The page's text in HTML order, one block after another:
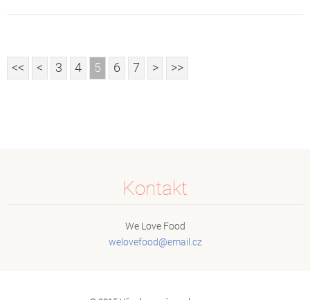
<< < 3 4 5 6 7 > >>
Kontakt
We Love Food
welovefood@email .cz